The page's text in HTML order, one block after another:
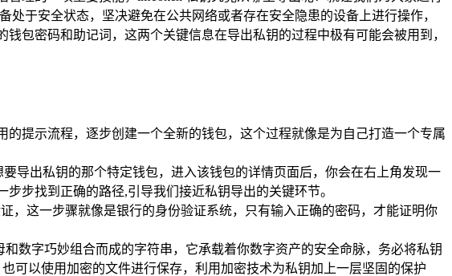
于安全状态，坚决避免在公共网络或者存在安全隐患的设备上进行操作，
包密码和助记词，这两个关键信息在导出私钥的过程中极有可能会被用到，
提示流程，逐步创建一个全新的钱包，这个过程就像是为自己打造一个专属
导出私钥的那个特定钱包，进入该钱包的详情页面后，你会在右上角发现一
步找到正确的路径,引导我们接近私钥导出的关键环节。
，这一步骤就像是银行的身份验证系统，只有输入正确的密码，才能证明你
数字巧妙组合而成的字符串，它承载着你数字资产的安全命脉，务必将私钥
可以使用加密的文件进行保存，利用加密技术为私钥加上一层坚固的保护